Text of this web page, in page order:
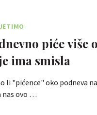
piće više
ima smisla
li "pićence" oko podneva
nas ovo …